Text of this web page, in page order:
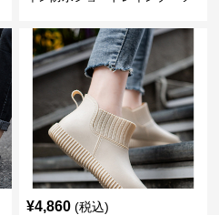
¥4,860 (税込)